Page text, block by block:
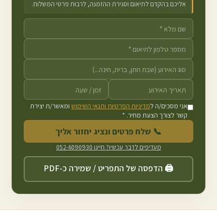
אליכם בהקדם לתיאום וסגירת ההזמנה, לרבות פרטי המשלוח.
אני מסכים/ה למדיניות הפרטיות ותנאי השימושומאשר/ת יצירת
קשר לצורך הצעת מחיר. *
📞 שלח פרטים ונציג יחזור אליך
מעדיפים לדבר עכשיו? חייגו 052-6090930
🖨️ הדפסה של התפריט / שמירה כ-PDF